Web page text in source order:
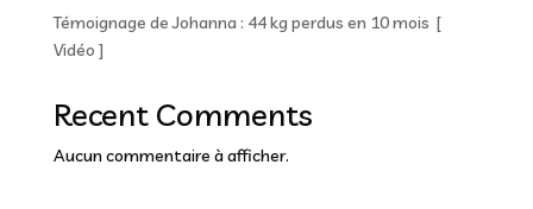
Témoignage de Johanna : 44 kg perdus en 10 mois [
Vidéo ]
Recent Comments
Aucun commentaire à afficher.